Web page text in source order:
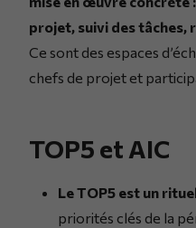
projet, suivi des tâches,
Ce sont des espaces
chefs de projet et
TOP5 et AIC
Le TOP5 est un
priorités clés de la